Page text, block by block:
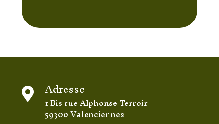
 Adresse
1 Bis rue Alphonse Terroir
59300 Valenciennes